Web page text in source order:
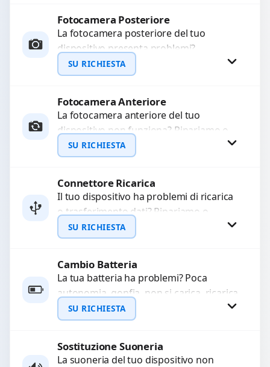
Procedi
Fotocamera Posteriore
La fotocamera posteriore del tuo
dispositivo presenta problemi?
Interveniamo per risolvere guasti come
immagini sfocate, messa a fuoco non
SU RICHIESTA
Richiedi Preventivo
WhatsApp
Fotocamera Anteriore
La fotocamera anteriore del tuo
dispositivo non funziona? Ripariamo o
sostituiamo fotocamere guaste con
problemi come immagini sfocate, messa
SU RICHIESTA
Richiedi Preventivo
WhatsApp
Connettore Ricarica
Il tuo dispositivo ha problemi di ricarica
o trasferimento dati? Ripariamo o
sostituiamo connettori di ricarica guasti,
rotti, allentati, danneggiati,...
SU RICHIESTA
Richiedi Preventivo
WhatsApp
Cambio Batteria
La tua batteria ha problemi? Poca
autonomia, gonfia, non si carica, ricarica
lenta o cicli di ricarica esauriti?
Sostituiamo la...
SU RICHIESTA
Richiedi Preventivo
Sostituzione Suoneria
La suoneria del tuo dispositivo non